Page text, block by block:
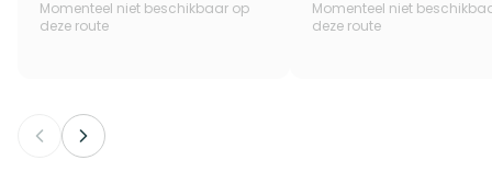
Momenteel niet beschikbaar op
deze route
Momenteel niet
deze route